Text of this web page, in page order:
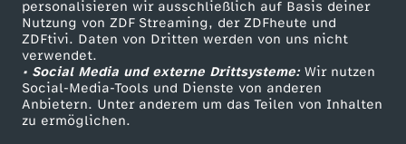
personalisieren wir ausschließlich auf Basis deiner
Nutzung von ZDF Streaming, der ZDFheute und
ZDFtivi. Daten von Dritten werden von uns nicht
verwendet.
• Social Media und externe Drittsysteme:Wir nutzen
Social-Media-Tools und Dienste von anderen
Anbietern. Unter anderem um das Teilen von Inhalten
zu ermöglichen.
c
h
2
ZDF Unternehmen
Karriere